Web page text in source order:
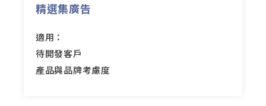
精選集廣告
適用：
待開發客戶
產品與品牌考慮度